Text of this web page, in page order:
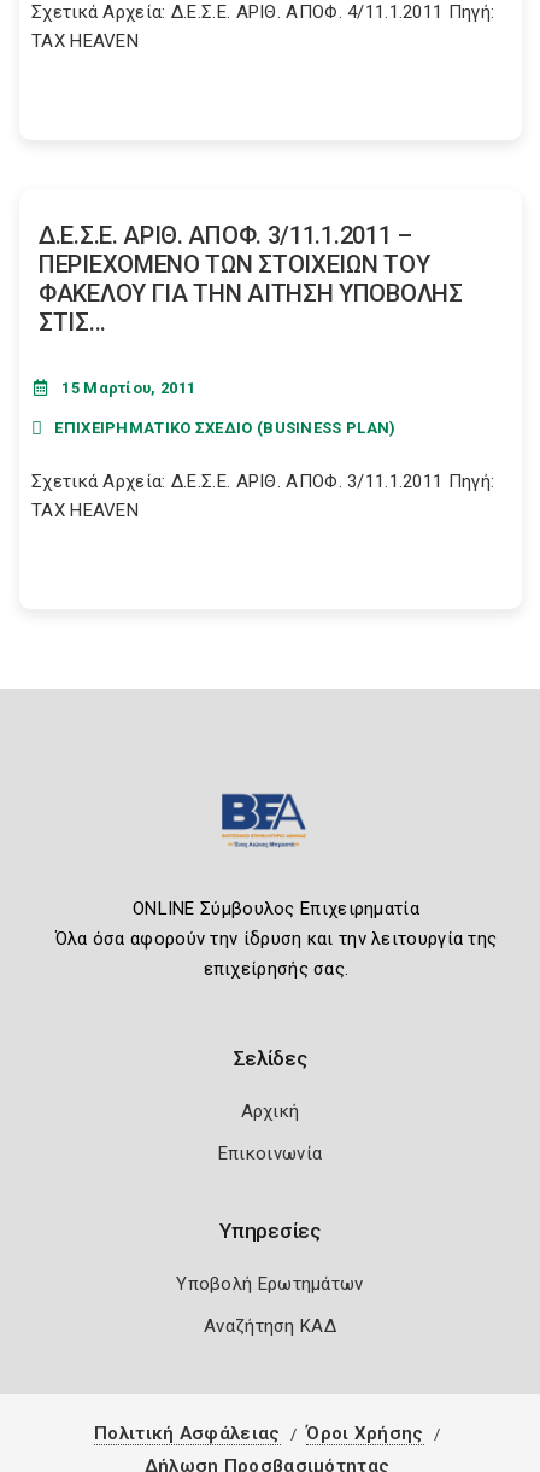
Σχετικά Αρχεία: Δ.Ε.Σ.Ε. ΑΡΙΘ. ΑΠΟΦ. 4/11.1.2011 Πηγή:
TAX HEAVEN
Δ.Ε.Σ.Ε. ΑΡΙΘ. ΑΠΟΦ. 3/11.1.2011 –
ΠΕΡΙΕΧΟΜΕΝΟ ΤΩΝ ΣΤΟΙΧΕΙΩΝ ΤΟΥ
ΦΑΚΕΛΟΥ ΓΙΑ ΤΗΝ ΑΙΤΗΣΗ ΥΠΟΒΟΛΗΣ
ΣΤΙΣ...
15 Μαρτίου, 2011
ΕΠΙΧΕΙΡΗΜΑΤΙΚΟ ΣΧΕΔΙΟ (BUSINESS PLAN)
Σχετικά Αρχεία: Δ.Ε.Σ.Ε. ΑΡΙΘ. ΑΠΟΦ. 3/11.1.2011 Πηγή:
TAX HEAVEN
ONLINE Σύμβουλος Επιχειρηματία
Όλα όσα αφορούν την ίδρυση και την λειτουργία της
επιχείρησής σας.
Σελίδες
Αρχική
Επικοινωνία
Υπηρεσίες
Υποβολή Ερωτημάτων
Αναζήτηση ΚΑΔ
Πολιτική Ασφάλειας
Όροι Χρήσης
Δήλωση Προσβασιμότητας